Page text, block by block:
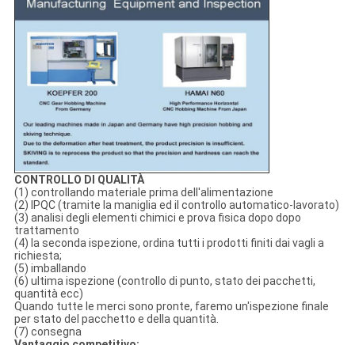
CONTROLLO DI QUALITÀ
(1) controllando materiale prima dell'alimentazione
(2) IPQC (tramite la maniglia ed il controllo automatico-lavorato)
(3) analisi degli elementi chimici e prova fisica dopo dopo
trattamento
(4) la seconda ispezione, ordina tutti i prodotti finiti dai vagli a
richiesta;
(5) imballando
(6) ultima ispezione (controllo di punto, stato dei pacchetti,
quantità ecc)
Quando tutte le merci sono pronte, faremo un'ispezione finale
per stato del pacchetto e della quantità.
(7) consegna